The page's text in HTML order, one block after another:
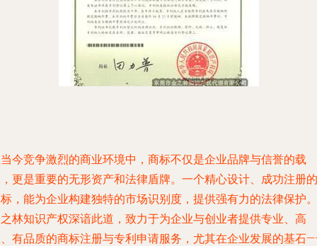
今竞争激烈的商业环境中，商标不仅是企业品牌与信誉的载
更是重要的无形资产和法律盾牌。一个精心设计、成功注册的
，能为企业构建独特的市场识别度，提供强有力的法律保护。
林知识产权深谙此道，致力于为企业与创业者提供专业、高
有品质的商标注册与专利申请服务，尤其在企业发展的基石